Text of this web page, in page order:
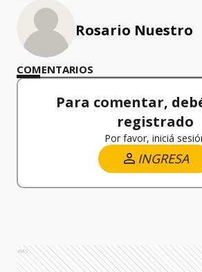
Rosario Nuestro
COMENTARIOS
Para comentar,
registrado
Por favor, iniciá
INGRESA
Ads